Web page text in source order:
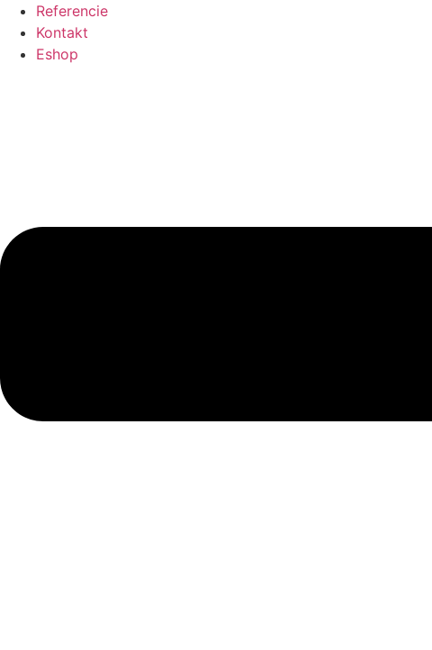
Referencie
Kontakt
Eshop